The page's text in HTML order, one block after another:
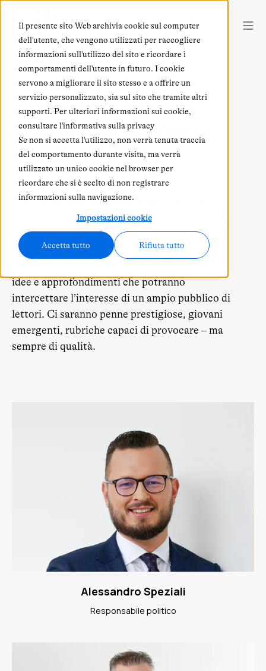
Il presente sito Web archivia cookie sul computer
dell'utente, che vengono utilizzati per raccogliere
informazioni sull'utilizzo del sito e ricordare i
comportamenti dell'utente in futuro. I cookie
servono a migliorare il sito stesso e a offrire un
servizio personalizzato, sia sul sito che tramite altri
supporti. Per ulteriori informazioni sui cookie,
consultare l'informativa sulla privacy
Se non si accetta l'utilizzo, non verrà tenuta traccia
del comportamento durante visita, ma verrà
utilizzato un unico cookie nel browser per
ricordare che si è scelto di non registrare
informazioni sulla navigazione.
Impostazioni cookie
Accetta tutto Rifiuta tutto
Appronfondimenti,
opinioni e idee. Per la
libertà. Per tutti.
Siamo particolarmente fieri di presentarvi
“Lib-” il nuovissimo mensile del PLR. Una
che parlerà al Paese. Lo faremo in
modo diverso rispetto al passato, spingendoci
oltre il nostro pubblico di “fedelissimi”, con
idee e approfondimenti che potranno
intercettare l’interesse di un ampio pubblico di
lettori. Ci saranno penne prestigiose, giovani
emergenti, rubriche capaci di provocare – ma
sempre di qualità.
Alessandro Speziali
Responsabile politico